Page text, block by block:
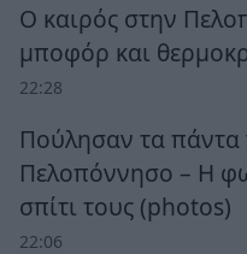
Ο καιρός στην
μποφόρ και
22:28
Πούλησαν τα πάντα
Πελοπόννησο – Η
σπίτι τους (photos)
22:06